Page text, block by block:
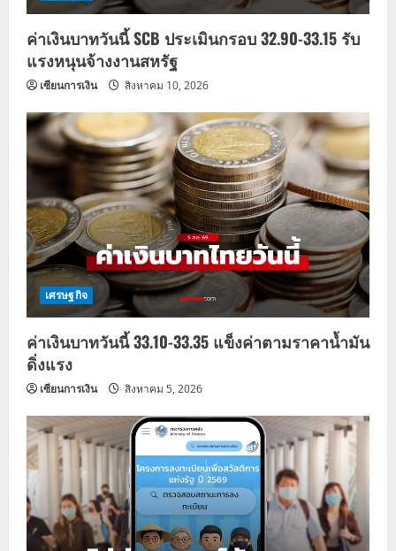
ค่าเงินบาทวันนี้ SCB ประเมินกรอบ 32.90-33.15 รับ
แรงหนุนจ้างงานสหรัฐ
เซียนการเงิน สิงหาคม 10, 2026
เศรษฐกิจ
ค่าเงินบาทวันนี้ 33.10-33.35 แข็งค่าตามราคาน้ำมัน
ดิ่งแรง
เซียนการเงิน สิงหาคม 5, 2026